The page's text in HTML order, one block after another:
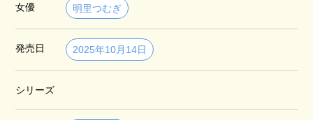
女優 明里つむぎ
発売日 2025年10月14日
シリーズ